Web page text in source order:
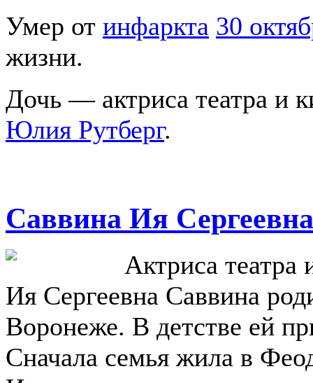
Умер от инфаркта 30
жизни.
Дочь — актриса театра и
Юлия Рутберг.
Саввина Ия Сергеевна
Актриса
Ия Сергеевна Саввина
Воронеже. В детстве ей
Сначала семья жила в